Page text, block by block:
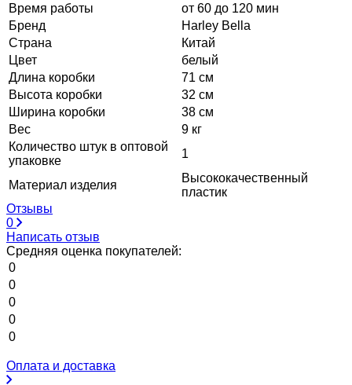
Время работы
от 60 до 120 мин
Бренд
Harley Bella
Страна
Китай
Цвет
белый
Длина коробки
71 см
Высота коробки
32 см
Ширина коробки
38 см
Вес
9 кг
Количество штук в оптовой
упаковке
1
Материал изделия
Высококачественный
пластик
Отзывы
0
Написать отзыв
Средняя оценка покупателей:
0
0
0
0
0
Оплата и доставка